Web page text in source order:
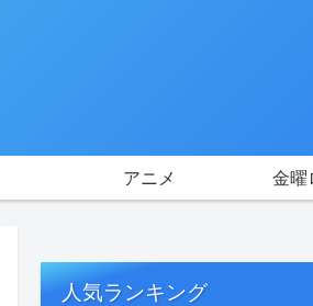
アニメ 金曜
人気ランキング